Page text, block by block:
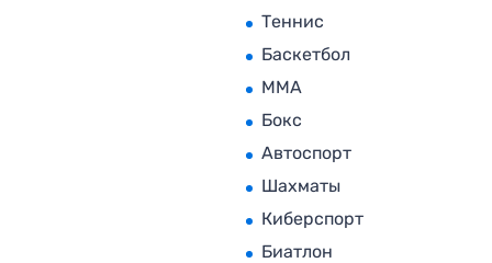
Теннис
Баскетбол
MMA
Бокс
Автоспорт
Шахматы
Киберспорт
Биатлон